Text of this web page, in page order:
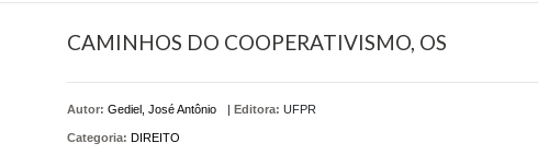
CAMINHOS DO COOPERATIVISMO, OS
Autor: Gediel, José Antônio | Editora: UFPR
Categoria: DIREITO